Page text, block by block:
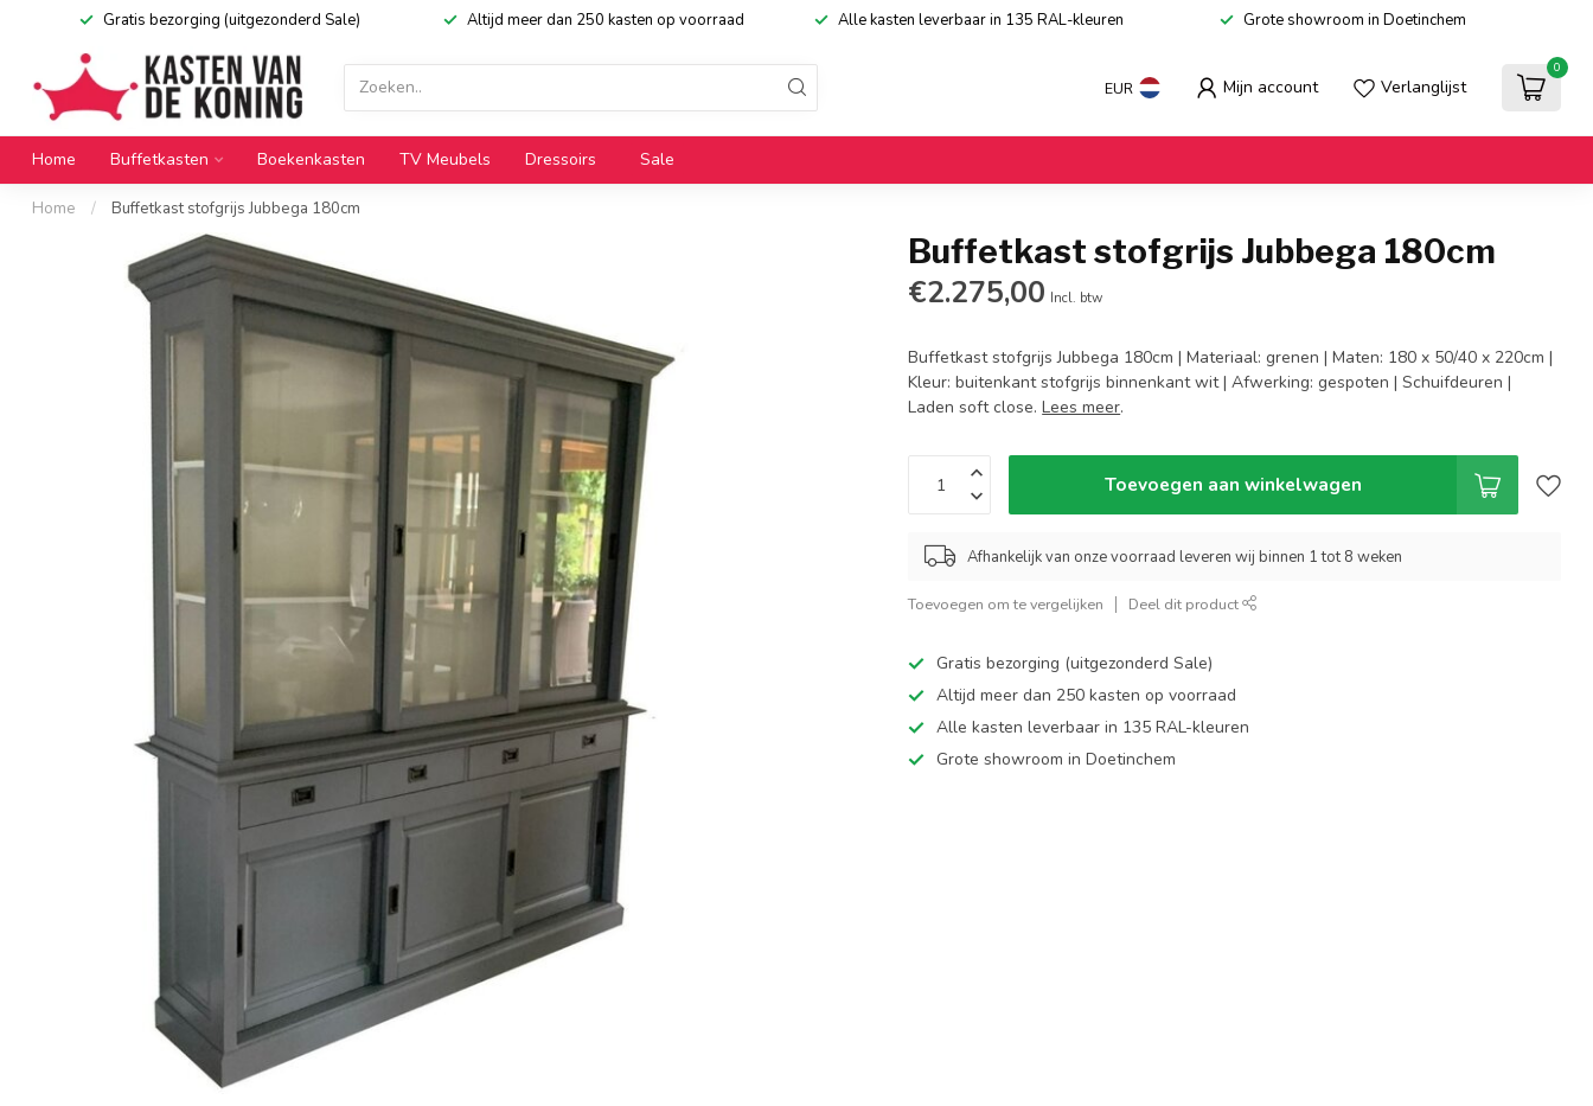
Gratis bezorging (uitgezonderd Sale) Altijd meer dan 250 kasten op voorraad Alle kasten leverbaar in 135 RAL-kleuren Grote showroom in Doetinchem
EUR Mijn account Verlanglijst
0
Home Buffetkasten Boekenkasten TV Meubels Dressoirs Sale
Home / Buffetkast stofgrijs Jubbega 180cm
Buffetkast stofgrijs Jubbega 180cm
€2.275,00 Incl. btw
Buffetkast stofgrijs Jubbega 180cm | Materiaal: grenen | Maten: 180 x 50/40 x 220cm |
Kleur: buitenkant stofgrijs binnenkant wit | Afwerking: gespoten | Schuifdeuren |
Laden soft close.Lees meer.
Toevoegen aan winkelwagen
Afhankelijk van onze voorraad leveren wij binnen 1 tot 8 weken
Toevoegen om te vergelijken Deel dit product
Gratis bezorging (uitgezonderd Sale)
Altijd meer dan 250 kasten op voorraad
Alle kasten leverbaar in 135 RAL-kleuren
Grote showroom in Doetinchem